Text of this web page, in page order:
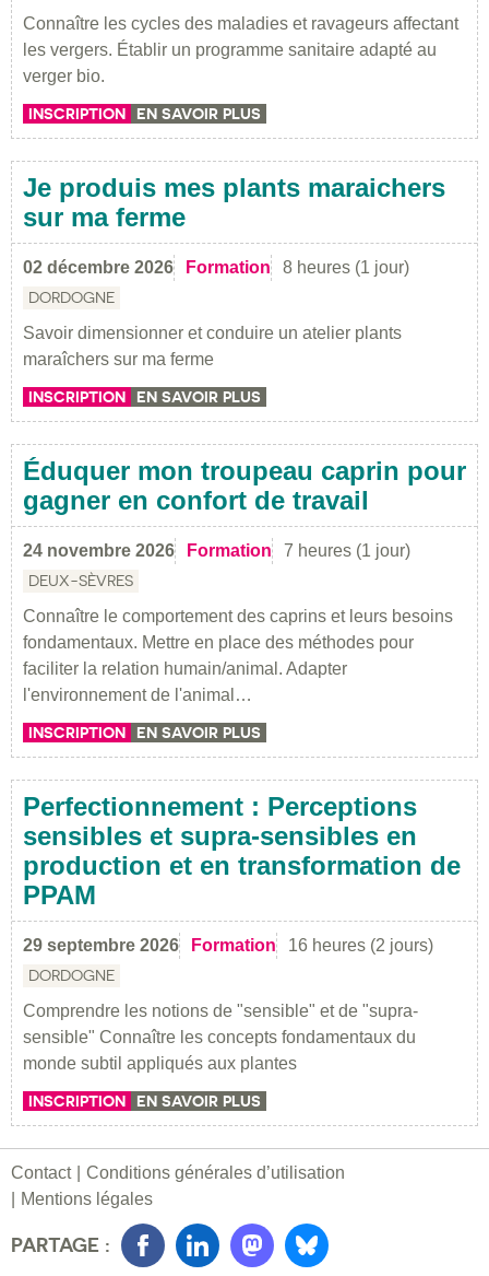
Connaître les cycles des maladies et ravageurs affectant
les vergers. Établir un programme sanitaire adapté au
verger bio.
INSCRIPTION EN SAVOIR PLUS
Je produis mes plants maraichers
sur ma ferme
02 décembre 2026 Formation 8 heures (1 jour)
DORDOGNE
Savoir dimensionner et conduire un atelier plants
maraîchers sur ma ferme
INSCRIPTION EN SAVOIR PLUS
Éduquer mon troupeau caprin pour
gagner en confort de travail
24 novembre 2026 Formation 7 heures (1 jour)
DEUX-SÈVRES
Connaître le comportement des caprins et leurs besoins
fondamentaux. Mettre en place des méthodes pour
faciliter la relation humain/animal. Adapter
l'environnement de l'animal…
INSCRIPTION EN SAVOIR PLUS
Perfectionnement : Perceptions
sensibles et supra-sensibles en
production et en transformation de
PPAM
29 septembre 2026 Formation 16 heures (2 jours)
DORDOGNE
Comprendre les notions de "sensible" et de "supra-
sensible" Connaître les concepts fondamentaux du
monde subtil appliqués aux plantes
INSCRIPTION EN SAVOIR PLUS
Contact
Conditions générales d’utilisation
Mentions légales
PARTAGE :
FacebookLinkedInMastondon
Bluesky